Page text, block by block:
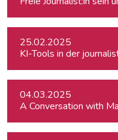
25.02.2025
KI-Tools in der
04.03.2025
A Conversation with